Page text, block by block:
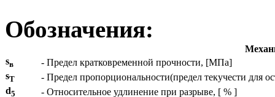
Обозначения:
sв
- Предел кратковременной прочности, [МПа]
sT
- Предел пропорциональности(предел текучести для
d5
- Относительное удлинение при разрыве, [ % ]